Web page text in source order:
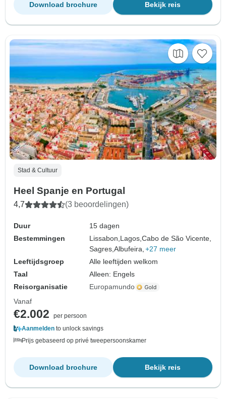
Bekijk reis
Download brochure
Stad & Cultuur
Heel Spanje en Portugal
4,7 (3 beoordelingen)
Duur
15 dagen
Bestemmingen
Lissabon,Lagos,Cabo de São Vicente,
Sagres,Albufeira, +27 meer
Leeftijdsgroep
Alle leeftijden welkom
Taal
Alleen: Engels
Reisorganisatie
Europamundo
Vanaf
€2.002
per persoon
Aanmelden to unlock savings
Prijs gebaseerd op privé tweepersoonskamer
Bekijk reis
Download brochure